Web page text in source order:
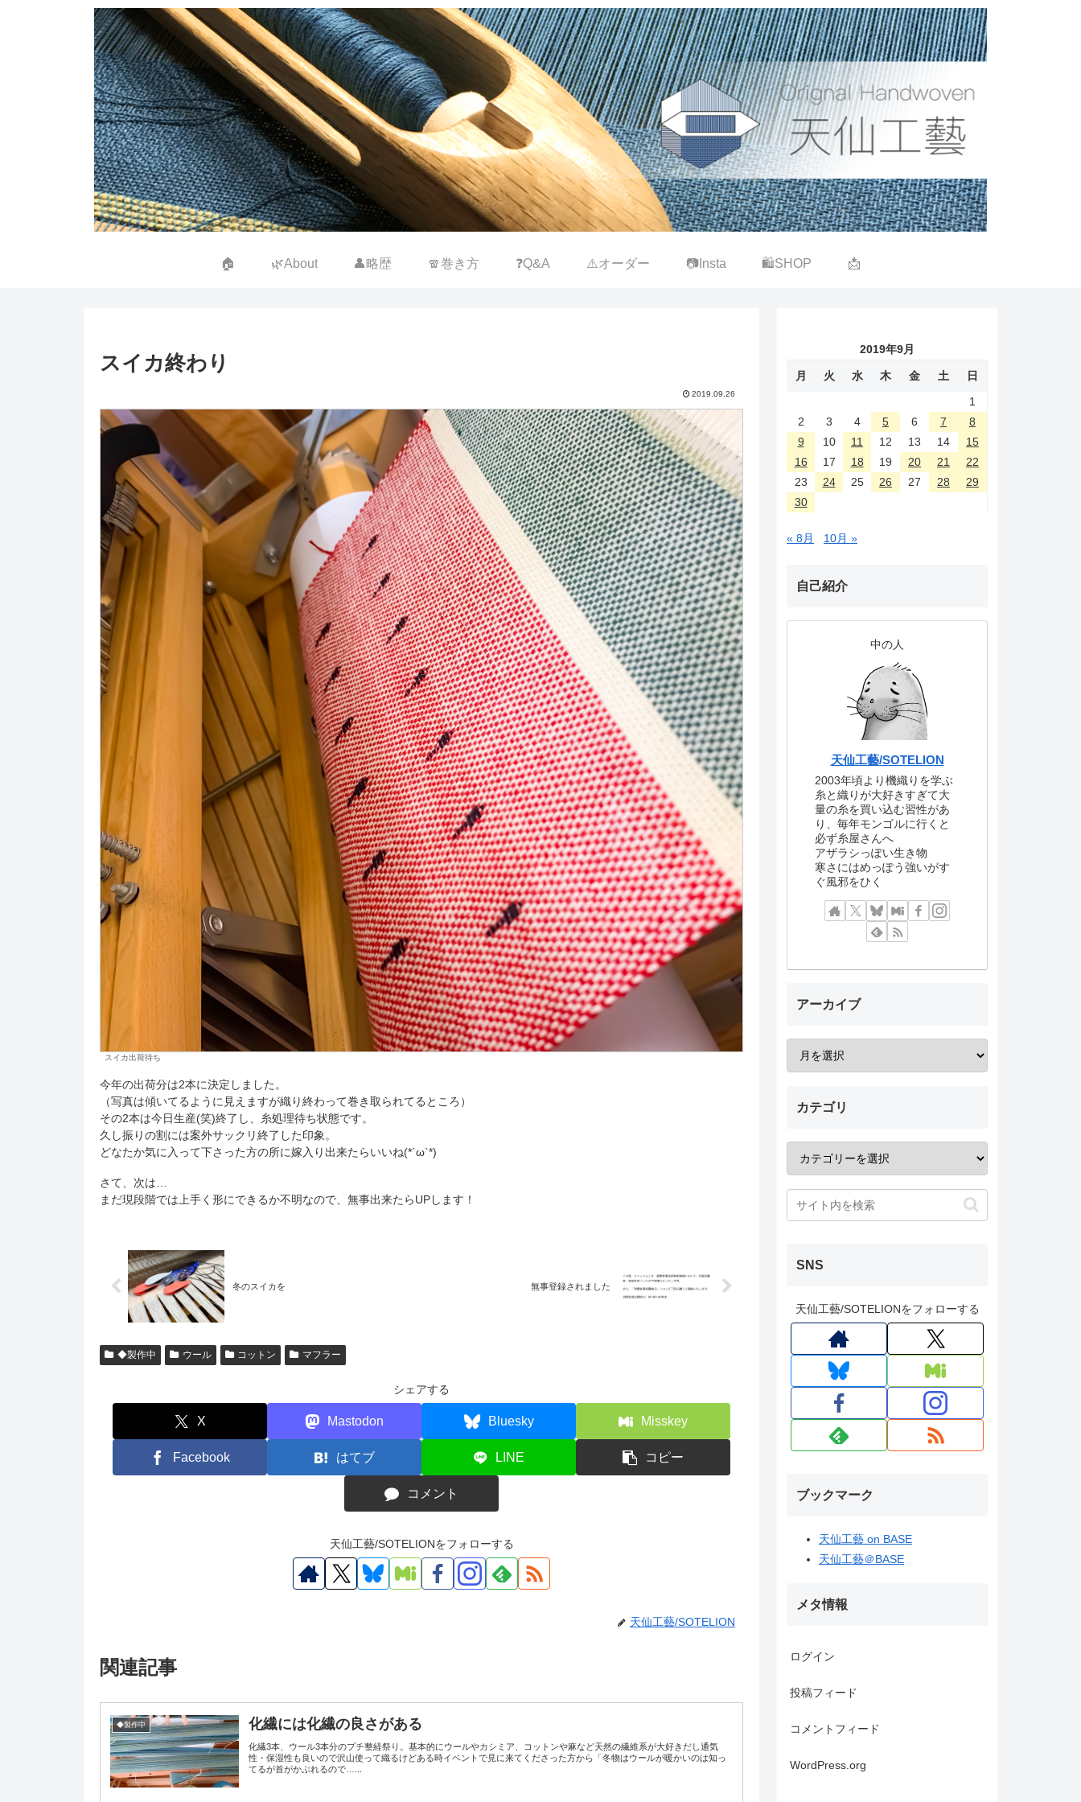
🏠 🌿About 👤略歴 🧣巻き方 ❓Q&A ⚠️オーダー 📷Insta 🛍SHOP 📩
スイカ終わり
2019.09.26
スイカ出荷待ち
今年の出荷分は2本に決定しました。
（写真は傾いてるように見えますが織り終わって巻き取られてるところ）
その2本は今日生産(笑)終了し、糸処理待ち状態です。
久し振りの割には案外サックリ終了した印象。
どなたか気に入って下さった方の所に嫁入り出来たらいいね(*´ω`*)
さて、次は…
まだ現段階では上手く形にできるか不明なので、無事出来たらUPします！
冬のスイカを 無事登録されました
◆製作中 ウール コットン マフラー
シェアする
X Mastodon Bluesky Misskey
Facebook はてブ LINE コピー
コメント
天仙工藝/SOTELIONをフォローする
天仙工藝/SOTELION
関連記事
◆製作中 化繊には化繊の良さがある
化繊3本、ウール3本分のプチ整経祭り。基本的にウールやカシミア、コットンや麻など天然の繊維系が大好きだし通気
性・保湿性も良いので沢山使って織るけどある時イベントで見に来てくださった方から「冬物はウールが暖かいのは知っ
てるが首がかぶれるので…...
2019年9月
月 火 水 木 金 土
日
1
2
3 4 5 6 7
8
9
10 11 12 13 14
15
16
17 18 19 20 21
22
23
24 25 26 27 28
29
30
« 8月 10月 »
自己紹介
中の人
天仙工藝/SOTELION
2003年頃より機織りを学ぶ
糸と織りが大好きすぎて大
量の糸を買い込む習性があ
り、毎年モンゴルに行くと
必ず糸屋さんへ
アザラシっぽい生き物
寒さにはめっぽう強いがす
ぐ風邪をひく
アーカイブ
カテゴリ
SNS
天仙工藝/SOTELIONをフォローする
ブックマーク
天仙工藝 on BASE
天仙工藝＠BASE
メタ情報
ログイン
投稿フィード
コメントフィード
WordPress.org